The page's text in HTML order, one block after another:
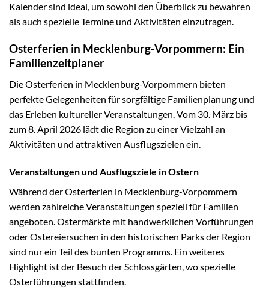
Kalender sind ideal, um sowohl den Überblick zu bewahren
als auch spezielle Termine und Aktivitäten einzutragen.
Osterferien in Mecklenburg-Vorpommern: Ein
Familienzeitplaner
Die Osterferien in Mecklenburg-Vorpommern bieten
perfekte Gelegenheiten für sorgfältige Familienplanung und
das Erleben kultureller Veranstaltungen. Vom 30. März bis
zum 8. April 2026 lädt die Region zu einer Vielzahl an
Aktivitäten und attraktiven Ausflugszielen ein.
Veranstaltungen und Ausflugsziele in Ostern
Während der Osterferien in Mecklenburg-Vorpommern
werden zahlreiche Veranstaltungen speziell für Familien
angeboten. Ostermärkte mit handwerklichen Vorführungen
oder Ostereiersuchen in den historischen Parks der Region
sind nur ein Teil des bunten Programms. Ein weiteres
Highlight ist der Besuch der Schlossgärten, wo spezielle
Osterführungen stattfinden.